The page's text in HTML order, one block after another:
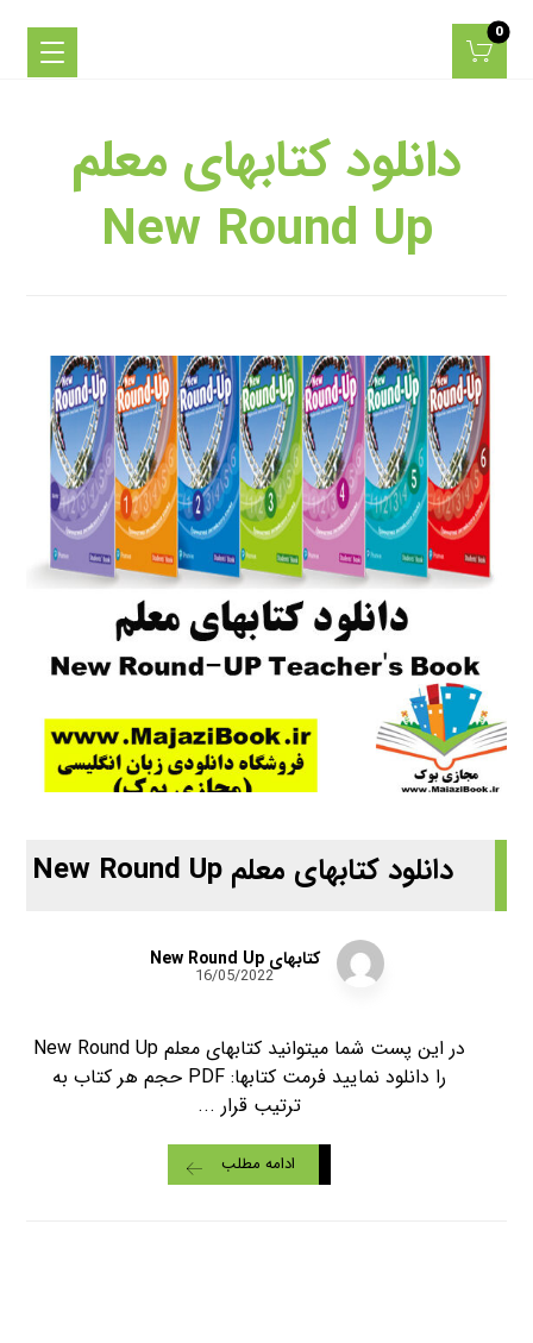
دانلود کتابهای معلم
New Round Up
دانلود کتابهای معلم New Round Up
کتابهای New Round Up
16/05/2022
در این پست شما میتوانید کتابهای معلم New Round Up
را دانلود نمایید فرمت کتابها: PDF حجم هر کتاب به
ترتیب قرار ...
ادامه مطلب